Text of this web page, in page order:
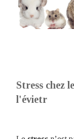
Stress chez
l'évietr